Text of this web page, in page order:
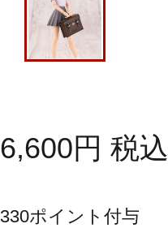
6,600円 税込
330ポイント付与